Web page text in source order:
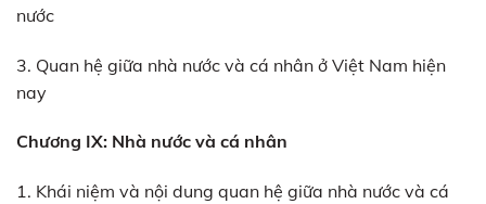
nước
3. Quan hệ giữa nhà nước và cá nhân ở Việt Nam hiện
nay
Chương IX: Nhà nước và cá nhân
1. Khái niệm và nội dung quan hệ giữa nhà nước và cá